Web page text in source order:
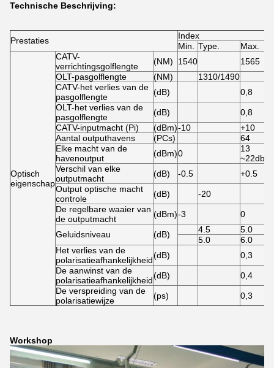
Technische Beschrijving:
Prestaties Index
Min. Type. Max.
Optisch
eigenschap
CATV-
verrichtingsgolflengte
(NM) 1540 1565
OLT-pasgolflengte
(NM)
1310/1490
CATV-het verlies van de
pasgolflengte
(dB) 0,8
OLT-het verlies van de
pasgolflengte
(dB) 0,8
CATV-inputmacht (Pi)
(dBm)-10
+10
Aantal outputhavens
(PCs)
64
Elke macht van de
havenoutput
(dBm)0
13
~22dbm
Verschil van elke
outputmacht
(dB) -0.5
+0.5
Output optische macht
controle
(dB)
-20
De regelbare waaier van
de outputmacht
(dBm)-3 0
Geluidsniveau (dB) 4.5
5.0
5.0
6.0
Het verlies van de
polarisatieafhankelijkheid(dB)
0,3
De aanwinst van de
polarisatieafhankelijkheid(dB)
0,4
De verspreiding van de
polarisatiewijze
(ps) 0,3
Workshop